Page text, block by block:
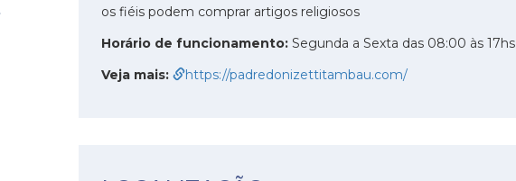
os fiéis podem comprar artigos religiosos
Horário de funcionamento: Segunda a Sexta das 08:00 às 17hs
Veja mais:
https://padredonizettitambau.com/